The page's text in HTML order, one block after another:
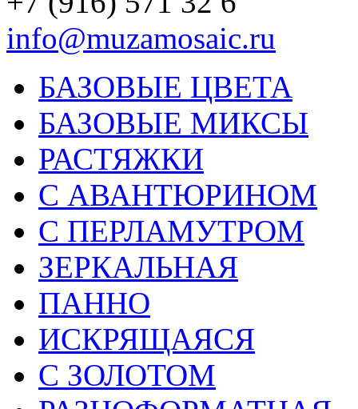
info@muzamosaic.ru
БАЗОВЫЕ ЦВЕТА
БАЗОВЫЕ МИКСЫ
РАСТЯЖКИ
С АВАНТЮРИНОМ
С ПЕРЛАМУТРОМ
ЗЕРКАЛЬНАЯ
ПАННО
ИСКРЯЩАЯСЯ
С ЗОЛОТОМ